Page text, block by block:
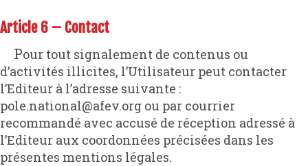
Article 6 – Contact
Pour tout signalement de contenus ou
d’activités illicites, l’Utilisateur peut contacter
l’Editeur à l’adresse suivante :
pole.national@afev.org ou par courrier
recommandé avec accusé de réception adressé à
l’Editeur aux coordonnées précisées dans les
présentes mentions légales.